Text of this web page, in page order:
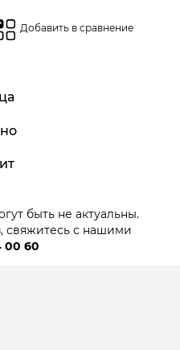
Добавить в сравнение
быть не актуальны.
свяжитесь с нашими
00 60